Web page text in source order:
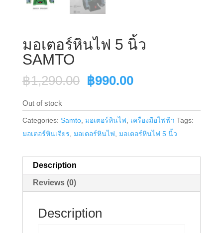
มอเตอร์หินไฟ 5 นิ้ว
SAMTO
฿1,290.00 Original
was:
฿1,290.00.
฿990.00Current
is:
฿990.00.
Out of stock
Categories: Samto, มอเตอร์หินไฟ เครื่องมือไฟฟ้า Tags:
มอเตอร์หินเจียร
มอเตอร์หินไฟ มอเตอร์หินไฟ 5 นิ้ว
Description
Reviews (0)
Description